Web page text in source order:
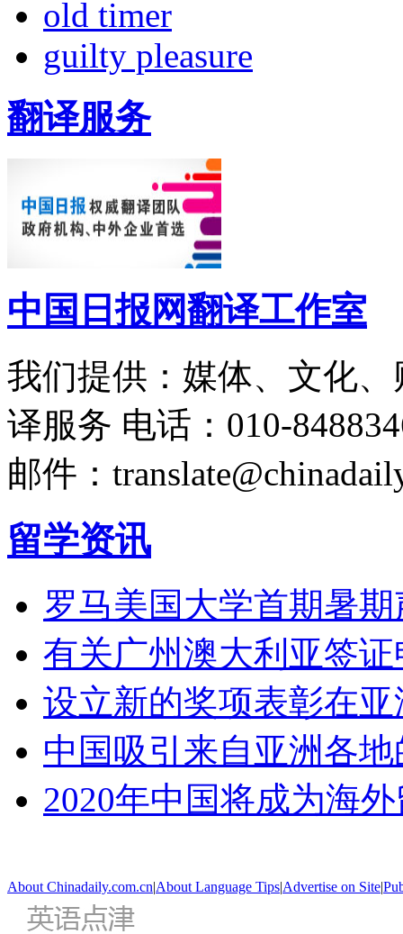
old timer
guilty pleasure
翻译服务
中国日报网翻译工作室
我们提供：媒体、文化
译服务 电话：010-
邮件：
留学资讯
罗马美国大学首期暑
有关广州澳大利亚签
设立新的奖项表彰在
中国吸引来自亚洲各
2020年中国将成为海
About Chinadaily.com.cn|About Language Tips|Advertise on Site|